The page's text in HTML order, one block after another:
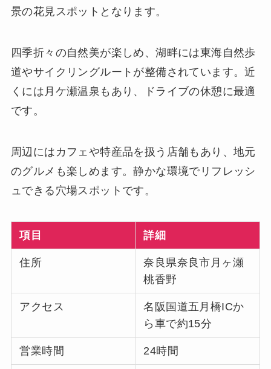
景の花見スポットとなります。
四季折々の自然美が楽しめ、湖畔には東海自然歩
道やサイクリングルートが整備されています。近
くには月ケ瀬温泉もあり、ドライブの休憩に最適
です。
周辺にはカフェや特産品を扱う店舗もあり、地元
のグルメも楽しめます。静かな環境でリフレッシ
ュできる穴場スポットです。
項目 詳細
住所
奈良県奈良市月ヶ瀬
桃香野
アクセス
名阪国道五月橋ICか
ら車で約15分
営業時間 24時間